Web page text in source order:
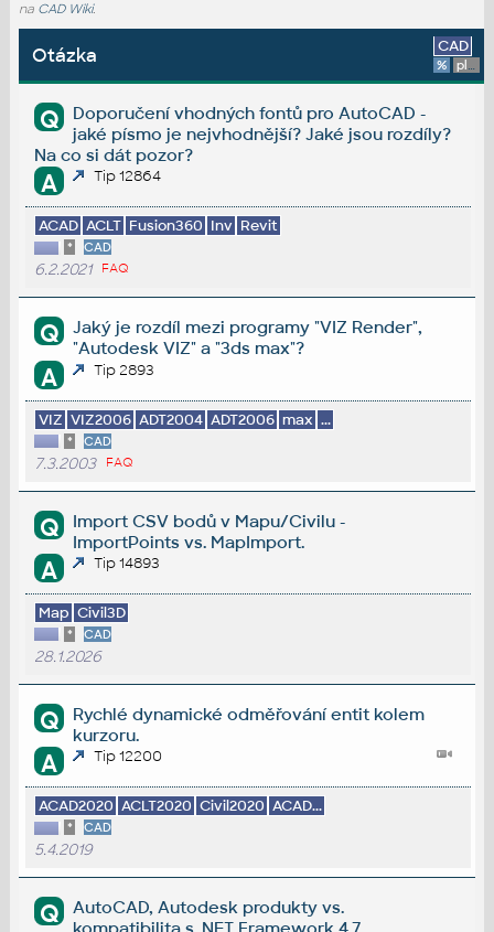
na CAD Wiki.
Otázka CAD
% platforma
Q
Doporučení vhodných fontů pro AutoCAD -
jaké písmo je nejvhodnější? Jaké jsou rozdíly?
Na co si dát pozor?
A Tip 12864
ACAD ACLT Fusion360 Inv Revit
* CAD
6.2.2021 FAQ
Q
Jaký je rozdíl mezi programy "VIZ Render",
"Autodesk VIZ" a "3ds max"?
A Tip 2893
VIZ VIZ2006 ADT2004 ADT2006 max ...
* CAD
7.3.2003 FAQ
Q
Import CSV bodů v Mapu/Civilu -
ImportPoints vs. MapImport.
A Tip 14893
Map Civil3D
* CAD
28.1.2026
Q
Rychlé dynamické odměřování entit kolem
kurzoru.
A Tip 12200
ACAD2020 ACLT2020 Civil2020 ACAD...
* CAD
5.4.2019
Q
AutoCAD, Autodesk produkty vs.